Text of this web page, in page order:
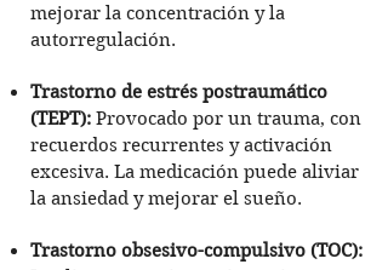
mejorar la concentración y la
autorregulación.
Trastorno de estrés postraumático
(TEPT): Provocado por un trauma, con
recuerdos recurrentes y activación
excesiva. La medicación puede aliviar
la ansiedad y mejorar el sueño.
Trastorno obsesivo-compulsivo (TOC):